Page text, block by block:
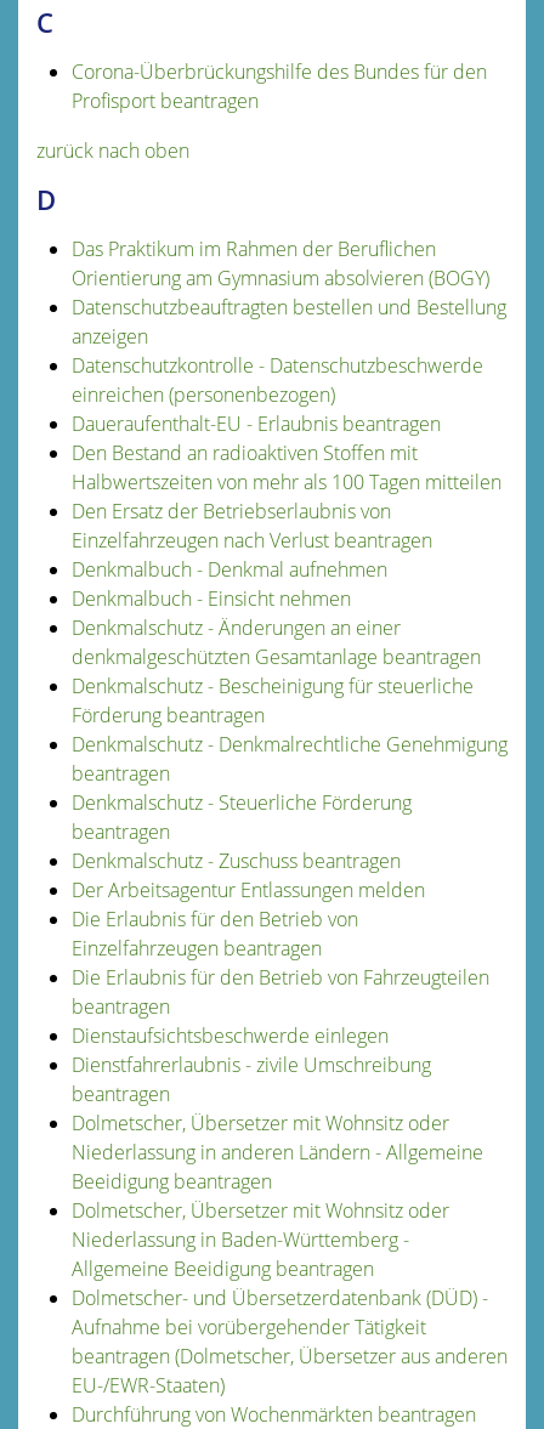
C
Corona-Überbrückungshilfe des Bundes für den
Profisport beantragen
zurück nach oben
D
Das Praktikum im Rahmen der Beruflichen
Orientierung am Gymnasium absolvieren (BOGY)
Datenschutzbeauftragten bestellen und Bestellung
anzeigen
Datenschutzkontrolle - Datenschutzbeschwerde
einreichen (personenbezogen)
Daueraufenthalt-EU - Erlaubnis beantragen
Den Bestand an radioaktiven Stoffen mit
Halbwertszeiten von mehr als 100 Tagen mitteilen
Den Ersatz der Betriebserlaubnis von
Einzelfahrzeugen nach Verlust beantragen
Denkmalbuch - Denkmal aufnehmen
Denkmalbuch - Einsicht nehmen
Denkmalschutz - Änderungen an einer
denkmalgeschützten Gesamtanlage beantragen
Denkmalschutz - Bescheinigung für steuerliche
Förderung beantragen
Denkmalschutz - Denkmalrechtliche Genehmigung
beantragen
Denkmalschutz - Steuerliche Förderung
beantragen
Denkmalschutz - Zuschuss beantragen
Der Arbeitsagentur Entlassungen melden
Die Erlaubnis für den Betrieb von
Einzelfahrzeugen beantragen
Die Erlaubnis für den Betrieb von Fahrzeugteilen
beantragen
Dienstaufsichtsbeschwerde einlegen
Dienstfahrerlaubnis - zivile Umschreibung
beantragen
Dolmetscher, Übersetzer mit Wohnsitz oder
Niederlassung in anderen Ländern - Allgemeine
Beeidigung beantragen
Dolmetscher, Übersetzer mit Wohnsitz oder
Niederlassung in Baden-Württemberg -
Allgemeine Beeidigung beantragen
Dolmetscher- und Übersetzerdatenbank (DÜD) -
Aufnahme bei vorübergehender Tätigkeit
beantragen (Dolmetscher, Übersetzer aus anderen
EU-/EWR-Staaten)
Durchführung von Wochenmärkten beantragen